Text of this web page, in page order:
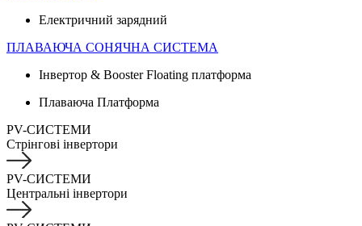
Електричний зарядний
ПЛАВАЮЧА СОНЯЧНА СИСТЕМА
Інвертор & Booster Floating платформа
Плаваюча Платформа
PV-СИСТЕМИ
Стрінгові інвертори
PV-СИСТЕМИ
Центральні інвертори